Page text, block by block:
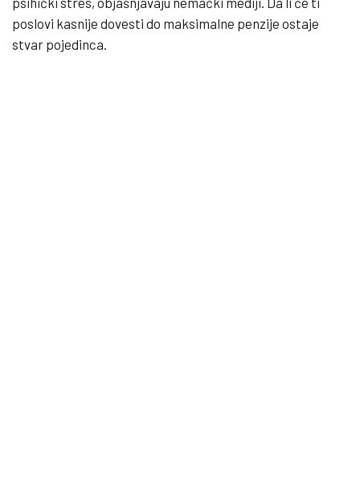
poslovi kasnije dovesti do maksimalne penzije ostaje
stvar pojedinca.